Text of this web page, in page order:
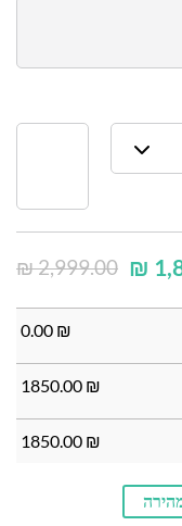
₪2,999.00 ₪
₪
0.00
₪
1850.00
₪
1850.00